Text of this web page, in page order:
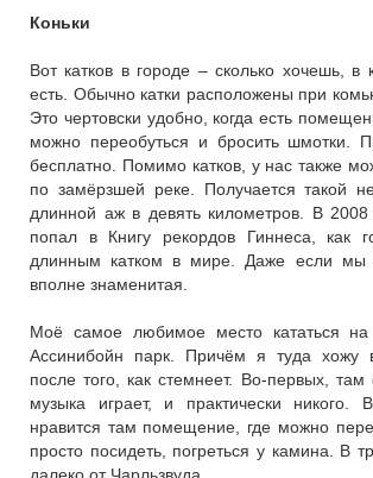
Коньки
Вот катков в городе – сколько хочешь, в
есть. Обычно катки расположены при
Это чертовски удобно, когда есть
можно переобуться и бросить шмотки.
бесплатно. Помимо катков, у нас также
по замёрзшей реке. Получается такой
длинной аж в девять километров. В 2008
попал в Книгу рекордов Гиннеса, как
длинным катком в мире. Даже если мы
вполне знаменитая.
Моё самое любимое место кататься на
Ассинибойн парк. Причём я туда хожу в
после того, как стемнеет. Во-первых, там
музыка играет, и практически никого.
нравится там помещение, где можно
просто посидеть, погреться у камина. В
далеко от Чарльзвуда.